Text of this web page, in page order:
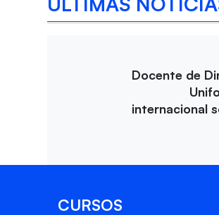
Docente de
internacional
CURSOS